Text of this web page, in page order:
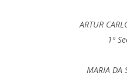
ARTUR
1º
MARIA DA